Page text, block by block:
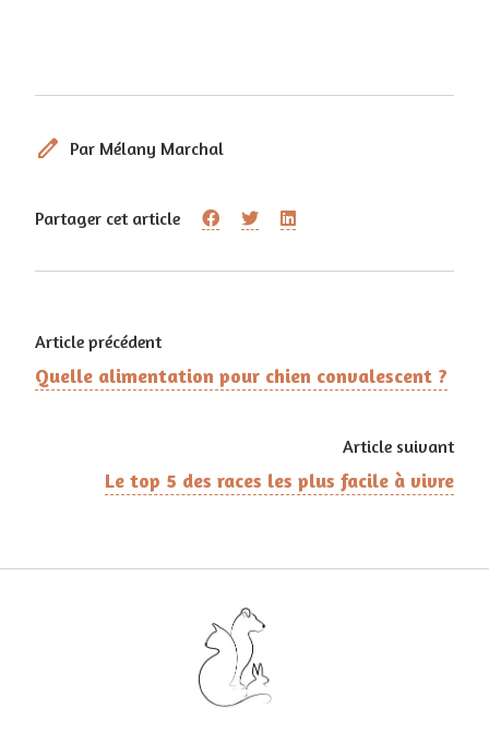
edit Par Mélany Marchal
Partager cet article
Article précédent
Quelle alimentation pour chien convalescent ?
Article suivant
Le top 5 des races les plus facile à vivre